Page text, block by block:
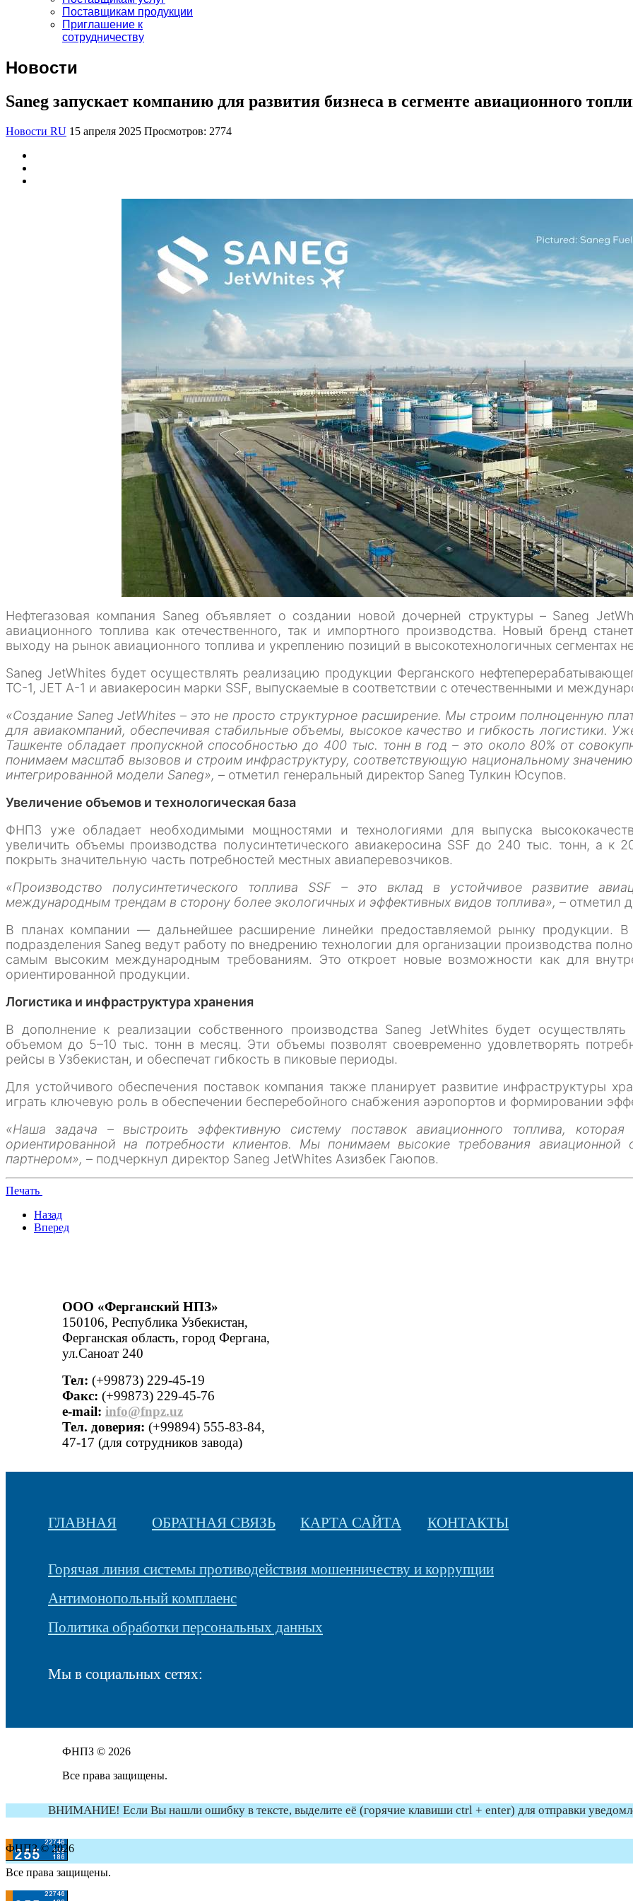
Поставщикам продукции
Приглашение к
сотрудничеству
Новости
Saneg запускает компанию для развития бизнеса в сегменте авиационного
Новости RU 15 апреля 2025 Просмотров: 2774
Нефтегазовая компания Saneg объявляет о создании новой дочерней структуры – Saneg
авиационного топлива как отечественного, так и импортного производства. Новый бренд
выходу на рынок авиационного топлива и укреплению позиций в высокотехнологичных сегментах
Saneg JetWhites будет осуществлять реализацию продукции Ферганского
ТС-1, JET A-1 и авиакеросин марки SSF, выпускаемые в соответствии с отечественными и
«Создание Saneg JetWhites – это не просто структурное расширение. Мы строим полноценную
для авиакомпаний, обеспечивая стабильные объемы, высокое качество и гибкость логистики.
Ташкенте обладает пропускной способностью до 400 тыс. тонн в год – это около 80% от
понимаем масштаб вызовов и строим инфраструктуру, соответствующую национальному
интегрированной модели Saneg», – отметил генеральный директор Saneg Тулкин Юсупов.
Увеличение объемов и технологическая база
ФНПЗ уже обладает необходимыми мощностями и технологиями для выпуска
увеличить объемы производства полусинтетического авиакеросина SSF до 240 тыс. тонн, а к
покрыть значительную часть потребностей местных авиаперевозчиков.
«Производство полусинтетического топлива SSF – это вклад в устойчивое развитие
международным трендам в сторону более экологичных и эффективных видов топлива», – отметил
В планах компании — дальнейшее расширение линейки предоставляемой рынку продукции.
подразделения Saneg ведут работу по внедрению технологии для организации производства
самым высоким международным требованиям. Это откроет новые возможности как для
ориентированной продукции.
Логистика и инфраструктура хранения
В дополнение к реализации собственного производства Saneg JetWhites будет осуществлять
объемом до 5–10 тыс. тонн в месяц. Эти объемы позволят своевременно удовлетворять
рейсы в Узбекистан, и обеспечат гибкость в пиковые периоды.
Для устойчивого обеспечения поставок компания также планирует развитие инфраструктуры
играть ключевую роль в обеспечении бесперебойного снабжения аэропортов и формировании
«Наша задача – выстроить эффективную систему поставок авиационного топлива,
ориентированной на потребности клиентов. Мы понимаем высокие требования
партнером», – подчеркнул директор Saneg JetWhites Азизбек Гаюпов.
Печать
Назад
Вперед
ООО «Ферганский НПЗ»
150106, Республика Узбекистан,
Ферганская область, город Фергана,
ул.Саноат 240
Тел: (+99873) 229-45-19
Факс: (+99873) 229-45-76
е-mail: info@fnpz.uz
Тел. доверия: (+99894) 555-83-84,
47-17 (для сотрудников завода)
ГЛАВНАЯ ОБРАТНАЯ СВЯЗЬ КАРТА САЙТА КОНТАКТЫ
Горячая линия системы противодействия мошенничеству и коррупции
Антимонопольный комплаенс
Политика обработки персональных данных
Мы в социальных сетях:
ФНПЗ © 2026
Все права защищены.
ВНИМАНИЕ! Если Вы нашли ошибку в тексте, выделите её (горячие клавиши ctrl + enter) для отправки
ФНПЗ © 2026
Все права защищены.